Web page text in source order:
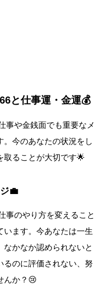
と仕事運・金運💰
事や金銭面でも重要なメ
。今のあなたの状況をし
取ることが大切です🌟
💼
事のやり方を変えること
います。今あなたは一生
かなか認められないと
るのに評価されない、努
んか？😢